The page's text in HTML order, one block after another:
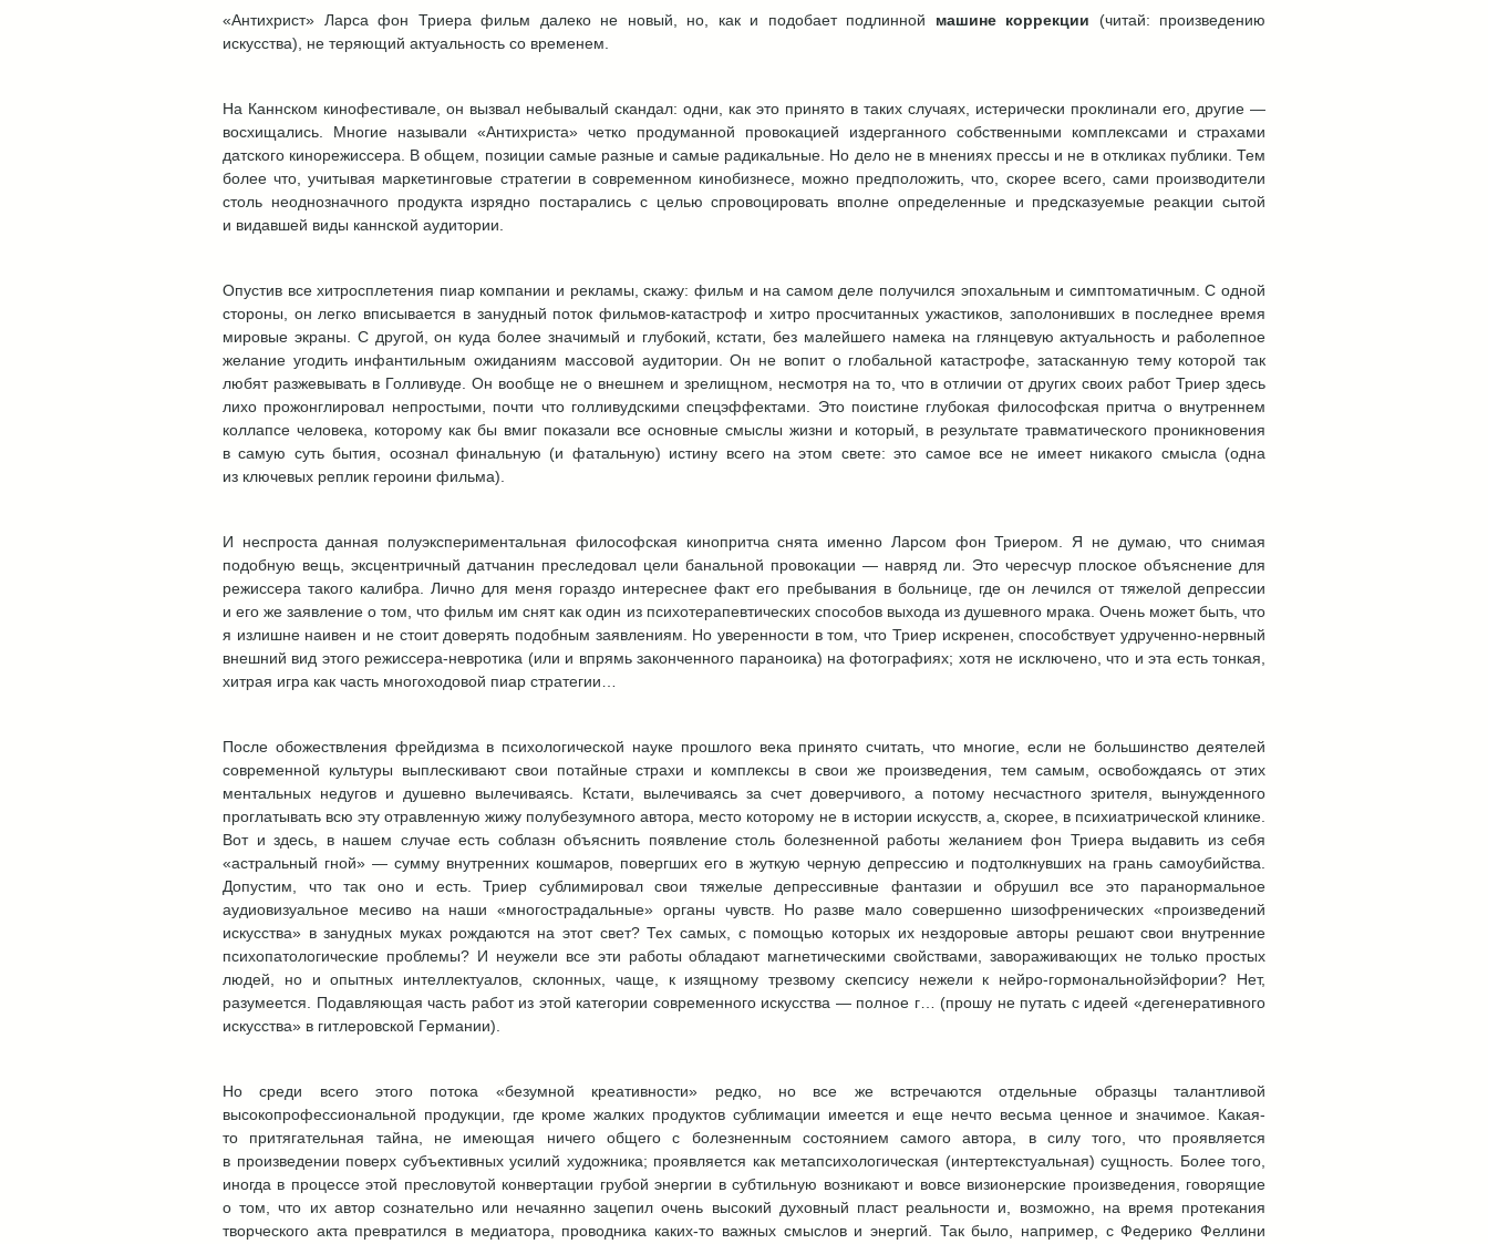
«Антихрист» Ларса фон Триера фильм далеко не новый, но, как и подобает подлинной машине коррекции (читай: произведению
искусства), не теряющий актуальность со временем.
На Каннском кинофестивале, он вызвал небывалый скандал: одни, как это принято в таких случаях, истерически проклинали его, другие —
восхищались. Многие называли «Антихриста» четко продуманной провокацией издерганного собственными комплексами и страхами
датского кинорежиссера. В общем, позиции самые разные и самые радикальные. Но дело не в мнениях прессы и не в откликах публики. Тем
более что, учитывая маркетинговые стратегии в современном кинобизнесе, можно предположить, что, скорее всего, сами производители
столь неоднозначного продукта изрядно постарались с целью спровоцировать вполне определенные и предсказуемые реакции сытой
и видавшей виды каннской аудитории.
Опустив все хитросплетения пиар компании и рекламы, скажу: фильм и на самом деле получился эпохальным и симптоматичным. С одной
стороны, он легко вписывается в занудный поток фильмов-катастроф и хитро просчитанных ужастиков, заполонивших в последнее время
мировые экраны. С другой, он куда более значимый и глубокий, кстати, без малейшего намека на глянцевую актуальность и раболепное
желание угодить инфантильным ожиданиям массовой аудитории. Он не вопит о глобальной катастрофе, затасканную тему которой так
любят разжевывать в Голливуде. Он вообще не о внешнем и зрелищном, несмотря на то, что в отличии от других своих работ Триер здесь
лихо прожонглировал непростыми, почти что голливудскими спецэффектами. Это поистине глубокая философская притча о внутреннем
коллапсе человека, которому как бы вмиг показали все основные смыслы жизни и который, в результате травматического проникновения
в самую суть бытия, осознал финальную (и фатальную) истину всего на этом свете: это самое все не имеет никакого смысла (одна
из ключевых реплик героини фильма).
И неспроста данная полуэкспериментальная философская кинопритча снята именно Ларсом фон Триером. Я не думаю, что снимая
подобную вещь, эксцентричный датчанин преследовал цели банальной провокации — навряд ли. Это чересчур плоское объяснение для
режиссера такого калибра. Лично для меня гораздо интереснее факт его пребывания в больнице, где он лечился от тяжелой депрессии
и его же заявление о том, что фильм им снят как один из психотерапевтических способов выхода из душевного мрака. Очень может быть, что
я излишне наивен и не стоит доверять подобным заявлениям. Но уверенности в том, что Триер искренен, способствует удрученно-нервный
внешний вид этого режиссера-невротика (или и впрямь законченного параноика) на фотографиях; хотя не исключено, что и эта есть тонкая,
хитрая игра как часть многоходовой пиар стратегии…
После обожествления фрейдизма в психологической науке прошлого века принято считать, что многие, если не большинство деятелей
современной культуры выплескивают свои потайные страхи и комплексы в свои же произведения, тем самым, освобождаясь от этих
ментальных недугов и душевно вылечиваясь. Кстати, вылечиваясь за счет доверчивого, а потому несчастного зрителя, вынужденного
проглатывать всю эту отравленную жижу полубезумного автора, место которому не в истории искусств, а, скорее, в психиатрической клинике.
Вот и здесь, в нашем случае есть соблазн объяснить появление столь болезненной работы желанием фон Триера выдавить из себя
«астральный гной» — сумму внутренних кошмаров, повергших его в жуткую черную депрессию и подтолкнувших на грань самоубийства.
Допустим, что так оно и есть. Триер сублимировал свои тяжелые депрессивные фантазии и обрушил все это паранормальное
аудиовизуальное месиво на наши «многострадальные» органы чувств. Но разве мало совершенно шизофренических «произведений
искусства» в занудных муках рождаются на этот свет? Тех самых, с помощью которых их нездоровые авторы решают свои внутренние
психопатологические проблемы? И неужели все эти работы обладают магнетическими свойствами, завораживающих не только простых
людей, но и опытных интеллектуалов, склонных, чаще, к изящному трезвому скепсису нежели к нейро-гормональнойэйфории? Нет,
разумеется. Подавляющая часть работ из этой категории современного искусства — полное г… (прошу не путать с идеей «дегенеративного
искусства» в гитлеровской Германии).
Но среди всего этого потока «безумной креативности» редко, но все же встречаются отдельные образцы талантливой
высокопрофессиональной продукции, где кроме жалких продуктов сублимации имеется и еще нечто весьма ценное и значимое. Какая-
то притягательная тайна, не имеющая ничего общего с болезненным состоянием самого автора, в силу того, что проявляется
в произведении поверх субъективных усилий художника; проявляется как метапсихологическая (интертекстуальная) сущность. Более того,
иногда в процессе этой пресловутой конвертации грубой энергии в субтильную возникают и вовсе визионерские произведения, говорящие
о том, что их автор сознательно или нечаянно зацепил очень высокий духовный пласт реальности и, возможно, на время протекания
творческого акта превратился в медиатора, проводника каких-то важных смыслов и энергий. Так было, например, с Федерико Феллини